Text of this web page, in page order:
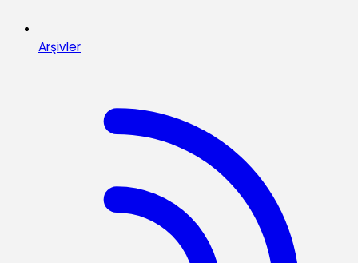
Arşivler